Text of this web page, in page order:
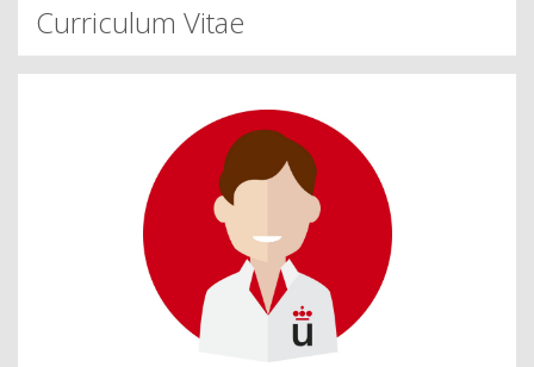
Curriculum Vitae